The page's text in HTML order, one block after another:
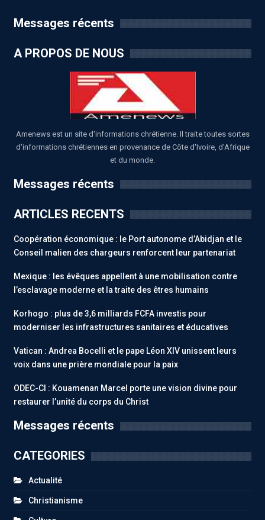
Messages récents
A PROPOS DE NOUS
Amenews est un site d'informations chrétienne. Il traite toutes sortes
d'informations chrétiennes en provenance de Côte d'Ivoire, d'Afrique
et du monde.
Messages récents
ARTICLES RECENTS
Coopération économique : le Port autonome d’Abidjan et le
Conseil malien des chargeurs renforcent leur partenariat
Mexique : les évêques appellent à une mobilisation contre
l’esclavage moderne et la traite des êtres humains
Korhogo : plus de 3,6 milliards FCFA investis pour
moderniser les infrastructures sanitaires et éducatives
Vatican : Andrea Bocelli et le pape Léon XIV unissent leurs
voix dans une prière mondiale pour la paix
ODEC-CI : Kouamenan Marcel porte une vision divine pour
restaurer l’unité du corps du Christ
Messages récents
CATEGORIES
Actualité
Christianisme